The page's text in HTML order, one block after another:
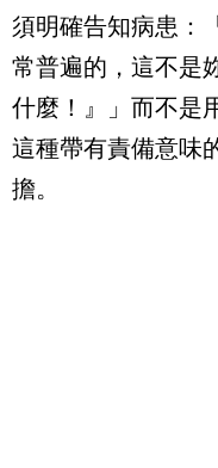
須明確告知病患：
常普遍的，這不是
什麼！』」而不是
這種帶有責備意味
擔。